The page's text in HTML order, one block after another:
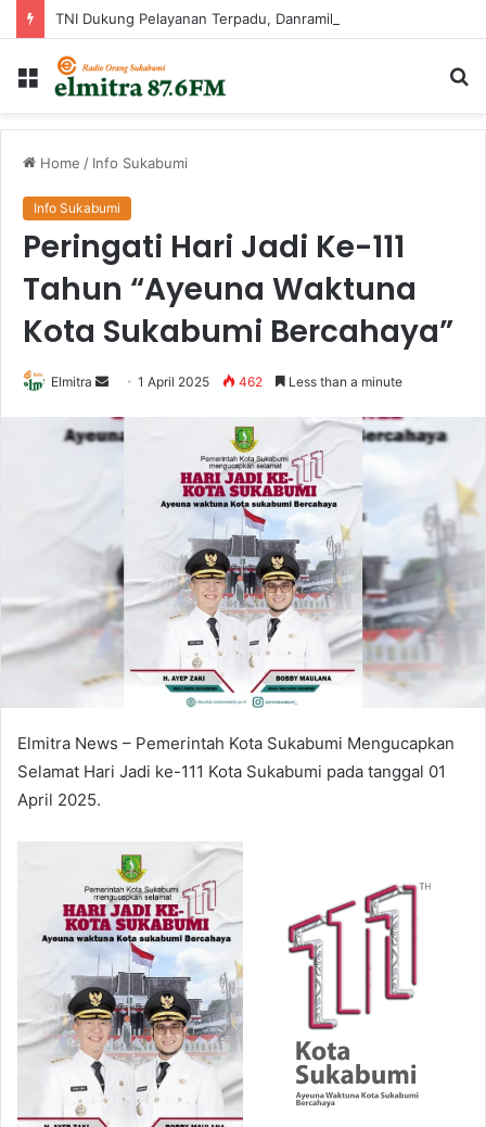
Menu
Home / Info Sukabumi
Info Sukabumi
Peringati Hari Jadi Ke-111
Tahun “Ayeuna Waktuna
Kota Sukabumi Bercahaya”
Elmitra
Send
email
1 April 2025 462 Less than a minute
Elmitra News – Pemerintah Kota Sukabumi Mengucapkan
Selamat Hari Jadi ke-111 Kota Sukabumi pada tanggal 01
April 2025.